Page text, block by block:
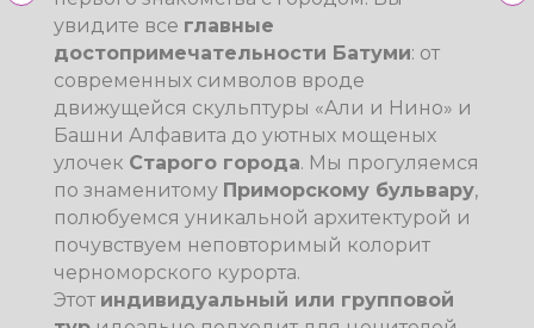
Виктория Амирова
Аджарию из Батуми
— это путешествие
в сердце сказочной природы.
Наш
однодневный тур
подарит вам
захватывающие дух
панорамы
Аджарских гор, мощные водопады,
аутентичные селения и
знаменитый
арочный мост царицы
Тамары
. Это идеальный тур на
природу
для тех, кто устал от городской
суеты и хочет подышать чистейшим
горным воздухом. Мы составили
оптимальныймаршрут по Аджарии